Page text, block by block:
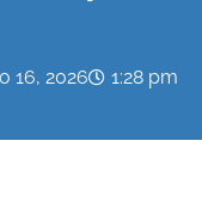
16, 2026 1:28 pm